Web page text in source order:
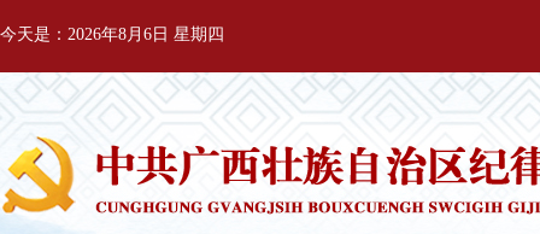
今天是：2026年8月6日 星期四